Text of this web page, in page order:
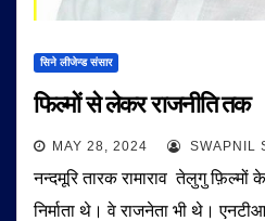
सिने लीजेन्ड संसार
फिल्मों से लेकर राजनीति तक
MAY 28, 2024 SWAPNIL
नन्दमूरि तारक रामाराव तेलुगु फ़िल्मों
निर्माता थे। वे राजनेता भी थे।